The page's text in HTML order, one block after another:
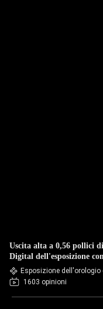
Uscita alta a 0,56 pollici
Digital dell'esposizione
Esposizione dell'orologio
1603 opinioni